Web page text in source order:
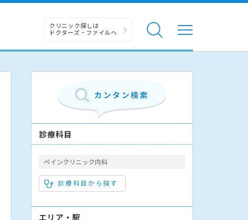
クリニック探しは
ドクターズ・ファイルへ
診療科目
ペインクリニック内科
診療科目から探す
エリア・駅